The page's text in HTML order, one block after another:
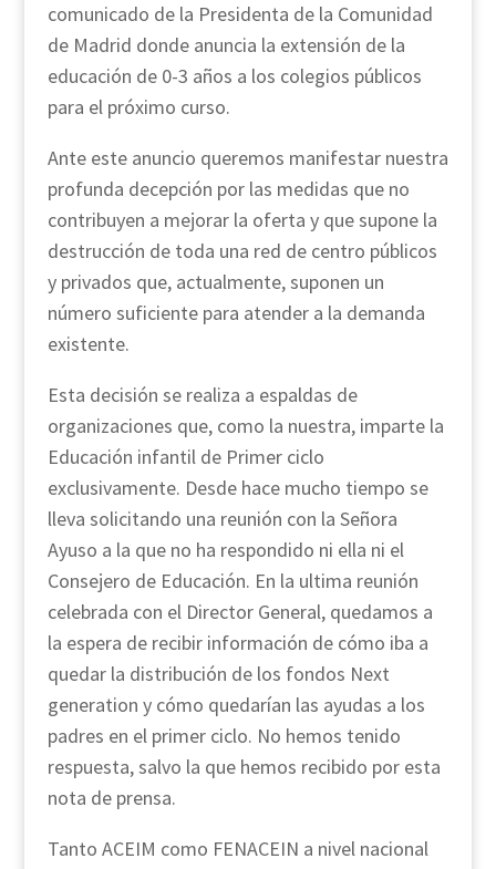
comunicado de la Presidenta de la Comunidad
de Madrid donde anuncia la extensión de la
educación de 0-3 años a los colegios públicos
para el próximo curso.
Ante este anuncio queremos manifestar nuestra
profunda decepción por las medidas que no
contribuyen a mejorar la oferta y que supone la
destrucción de toda una red de centro públicos
y privados que, actualmente, suponen un
número suficiente para atender a la demanda
existente.
Esta decisión se realiza a espaldas de
organizaciones que, como la nuestra, imparte la
Educación infantil de Primer ciclo
exclusivamente. Desde hace mucho tiempo se
lleva solicitando una reunión con la Señora
Ayuso a la que no ha respondido ni ella ni el
Consejero de Educación. En la ultima reunión
celebrada con el Director General, quedamos a
la espera de recibir información de cómo iba a
quedar la distribución de los fondos Next
generation y cómo quedarían las ayudas a los
padres en el primer ciclo. No hemos tenido
respuesta, salvo la que hemos recibido por esta
nota de prensa.
Tanto ACEIM como FENACEIN a nivel nacional